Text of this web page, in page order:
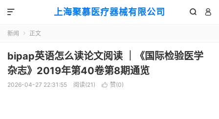
上海聚慕医疗器械有限公司  

新闻  正文
bipap英语怎么读论文阅读 ｜《国际检验医学
杂志》2019年第40卷第8期通览
2026-04-27 22:31:55 阅读(21 )  赞(0)